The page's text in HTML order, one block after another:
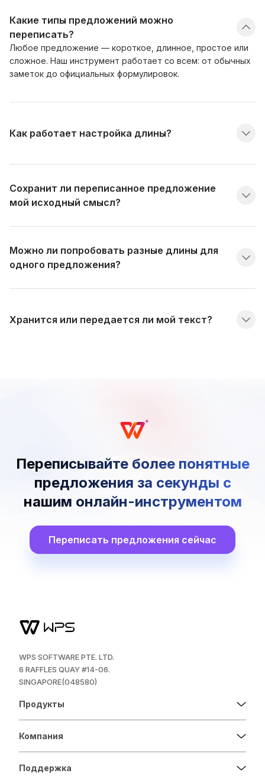
Какие типы предложений можно
переписать?
Любое предложение — короткое, длинное, простое или
сложное. Наш инструмент работает со всем: от обычных
заметок до официальных формулировок.
Как работает настройка длины?
Сохранит ли переписанное предложение
мой исходный смысл?
Можно ли попробовать разные длины для
одного предложения?
Хранится или передается ли мой текст?
Переписывайте более понятные
предложения за секунды с
нашим онлайн-инструментом
Переписать предложения сейчас
WPS SOFTWARE PTE. LTD.
6 RAFFLES QUAY #14-06.
SINGAPORE(048580)
Продукты
Компания
Поддержка